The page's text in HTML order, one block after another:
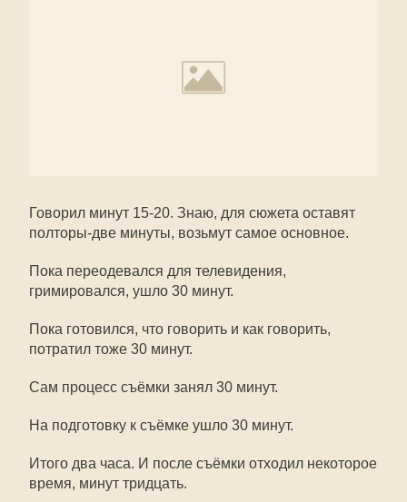
Говорил минут 15-20. Знаю, для сюжета оставят
полторы-две минуты, возьмут самое основное.
Пока переодевался для телевидения,
гримировался, ушло 30 минут.
Пока готовился, что говорить и как говорить,
потратил тоже 30 минут.
Сам процесс съёмки занял 30 минут.
На подготовку к съёмке ушло 30 минут.
Итого два часа. И после съёмки отходил некоторое
время, минут тридцать.